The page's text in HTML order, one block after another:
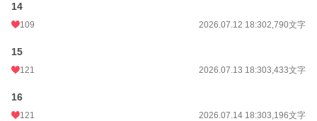
14
109 2026.07.12 18:302,790文字
15
121 2026.07.13 18:303,433文字
16
121 2026.07.14 18:303,196文字